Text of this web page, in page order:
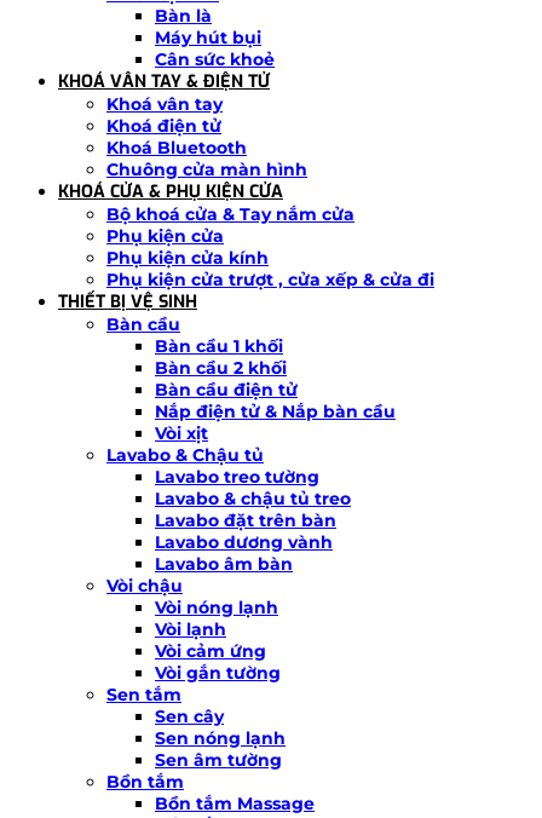
Bàn là
Máy hút bụi
Cân sức khoẻ
KHOÁ VÂN TAY & ĐIỆN TỬ
Khoá vân tay
Khoá điện tử
Khoá Bluetooth
Chuông cửa màn hình
KHOÁ CỬA & PHỤ KIỆN CỬA
Bộ khoá cửa & Tay nắm cửa
Phụ kiện cửa
Phụ kiện cửa kính
Phụ kiện cửa trượt , cửa xếp & cửa đi
THIẾT BỊ VỆ SINH
Bàn cầu
Bàn cầu 1 khối
Bàn cầu 2 khối
Bàn cầu điện tử
Nắp điện tử & Nắp bàn cầu
Vòi xịt
Lavabo & Chậu tủ
Lavabo treo tường
Lavabo & chậu tủ treo
Lavabo đặt trên bàn
Lavabo dương vành
Lavabo âm bàn
Vòi chậu
Vòi nóng lạnh
Vòi lạnh
Vòi cảm ứng
Vòi gắn tường
Sen tắm
Sen cây
Sen nóng lạnh
Sen âm tường
Bồn tắm
Bồn tắm Massage